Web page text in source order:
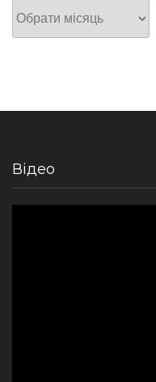
Архів
Відео